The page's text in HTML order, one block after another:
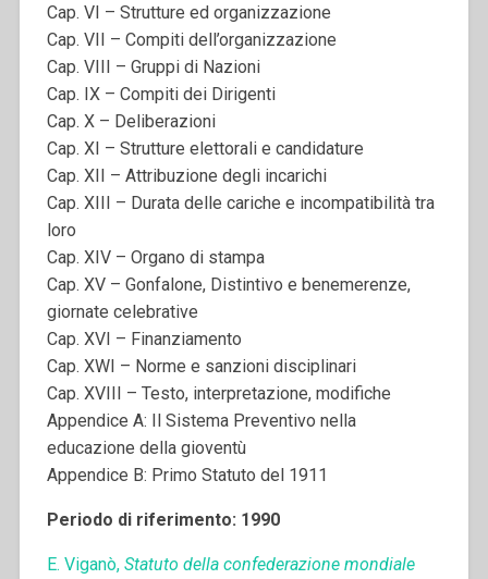
Cap. VI – Strutture ed organizzazione
Cap. VII – Compiti dell’organizzazione
Cap. VIII – Gruppi di Nazioni
Cap. IX – Compiti dei Dirigenti
Cap. X – Deliberazioni
Cap. XI – Strutture elettorali e candidature
Cap. XII – Attribuzione degli incarichi
Cap. XIII – Durata delle cariche e incompatibilità tra
loro
Cap. XIV – Organo di stampa
Cap. XV – Gonfalone, Distintivo e benemerenze,
giornate celebrative
Cap. XVI – Finanziamento
Cap. XWI – Norme e sanzioni disciplinari
Cap. XVIII – Testo, interpretazione, modifiche
Appendice A: Il Sistema Preventivo nella
educazione della gioventù
Appendice B: Primo Statuto del 1911
Periodo di riferimento: 1990
E. Viganò, Statuto della confederazione mondiale